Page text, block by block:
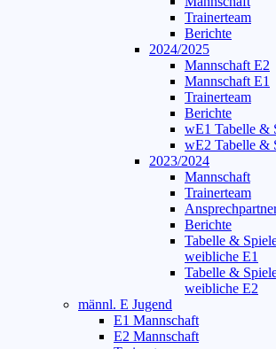
Trainerteam
Berichte
2024/2025
Mannschaft E2
Mannschaft E1
Trainerteam
Berichte
wE1 Tabelle &
wE2 Tabelle &
2023/2024
Mannschaft
Trainerteam
Berichte
Tabelle &
weibliche E1
Tabelle &
weibliche E2
männl. E Jugend
E1 Mannschaft
E2 Mannschaft